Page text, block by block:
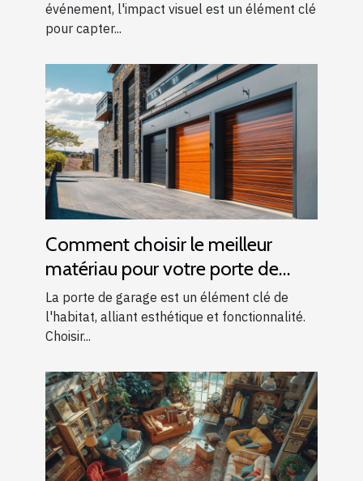
événement, l'impact visuel est un élément clé
pour capter...
Comment choisir le meilleur
matériau pour votre porte de
garage
La porte de garage est un élément clé de
l'habitat, alliant esthétique et fonctionnalité.
Choisir...